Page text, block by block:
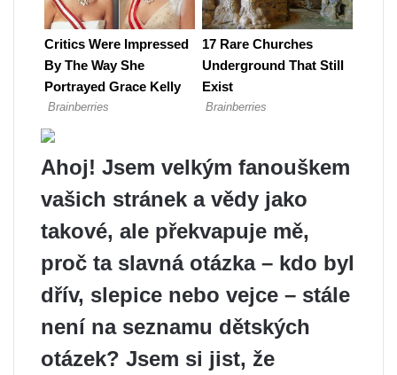
Ahoj! Jsem velkým fanouškem
vašich stránek a vědy jako
takové, ale překvapuje mě,
proč ta slavná otázka – kdo byl
dřív, slepice nebo vejce – stále
není na seznamu dětských
otázek? Jsem si jist, že